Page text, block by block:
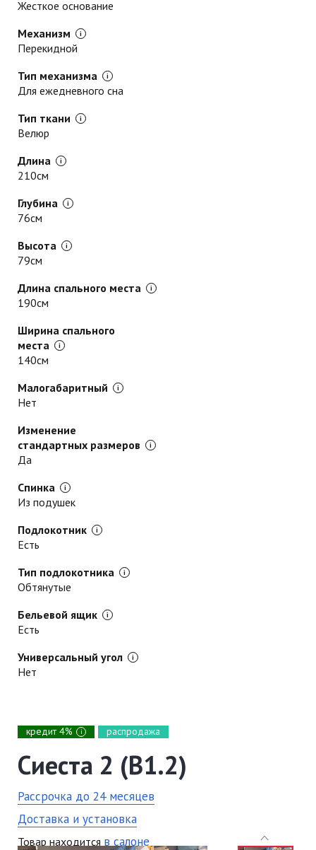
Жесткое основание
Механизм
Перекидной
Тип механизма
Для ежедневного сна
Тип ткани
Велюр
Длина
210см
Глубина
76см
Высота
79см
Длина спального места
190см
Ширина спального
места
140см
Малогабаритный
Нет
Изменение
стандартных размеров
Да
Спинка
Из подушек
Подлокотник
Есть
Тип подлокотника
Обтянутые
Бельевой ящик
Есть
Универсальный угол
Нет
кредит 4% i распродажа
Сиеста 2 (В1.2)
Рассрочка до 24 месяцев
Доставка и установка
Товар находится в салоне